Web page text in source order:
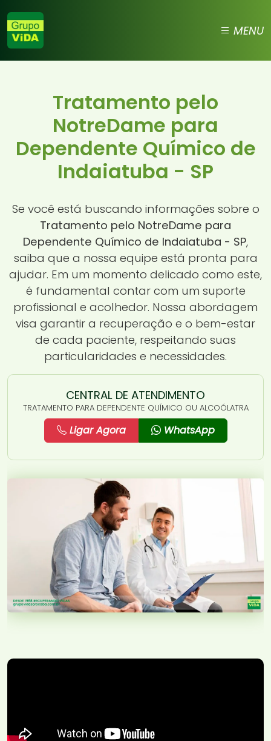
MENU
Tratamento pelo
NotreDame para
Dependente Químico de
Indaiatuba - SP
Se você está buscando informações sobre o
Tratamento pelo NotreDame para
Dependente Químico de Indaiatuba - SP,
saiba que a nossa equipe está pronta para
ajudar. Em um momento delicado como este,
é fundamental contar com um suporte
profissional e acolhedor. Nossa abordagem
visa garantir a recuperação e o bem-estar
de cada paciente, respeitando suas
particularidades e necessidades.
CENTRAL DE ATENDIMENTO
TRATAMENTO PARA DEPENDENTE QUÍMICO OU ALCOÓLATRA
Ligar Agora WhatsApp